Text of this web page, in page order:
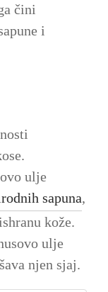
čini
i
ulje
sapuna,
kože.
ulje
njen sjaj.